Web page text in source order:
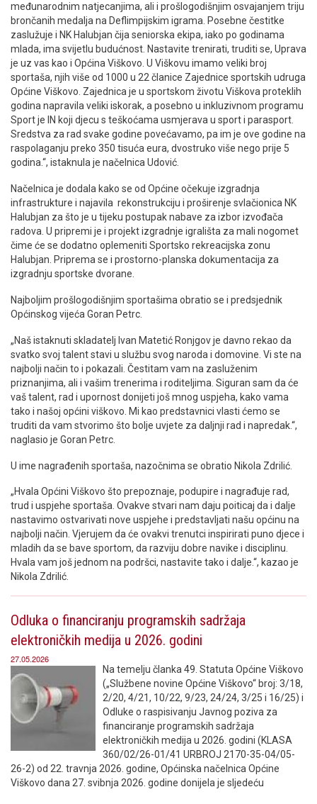
međunarodnim natjecanjima, ali i prošlogodišnjim osvajanjem triju
brončanih medalja na Deflimpijskim igrama. Posebne čestitke
zaslužuje i NK Halubjan čija seniorska ekipa, iako po godinama
mlada, ima svijetlu budućnost. Nastavite trenirati, truditi se, Uprava
je uz vas kao i Općina Viškovo. U Viškovu imamo veliki broj
sportaša, njih više od 1000 u 22 članice Zajednice sportskih udruga
Općine Viškovo. Zajednica je u sportskom životu Viškova proteklih
godina napravila veliki iskorak, a posebno u inkluzivnom programu
Sport je IN koji djecu s teškoćama usmjerava u sport i parasport.
Sredstva za rad svake godine povećavamo, pa im je ove godine na
raspolaganju preko 350 tisuća eura, dvostruko više nego prije 5
godina.“, istaknula je načelnica Udović.
Načelnica je dodala kako se od Općine očekuje izgradnja
infrastrukture i najavila rekonstrukciju i proširenje svlačionica NK
Halubjan za što je u tijeku postupak nabave za izbor izvođača
radova. U pripremi je i projekt izgradnje igrališta za mali nogomet
čime će se dodatno oplemeniti Sportsko rekreacijska zonu
Halubjan. Priprema se i prostorno-planska dokumentacija za
izgradnju sportske dvorane.
Najboljim prošlogodišnjim sportašima obratio se i predsjednik
Općinskog vijeća Goran Petrc.
„Naš istaknuti skladatelj Ivan Matetić Ronjgov je davno rekao da
svatko svoj talent stavi u službu svog naroda i domovine. Vi ste na
najbolji način to i pokazali. Čestitam vam na zasluženim
priznanjima, ali i vašim trenerima i roditeljima. Siguran sam da će
vaš talent, rad i upornost donijeti još mnog uspjeha, kako vama
tako i našoj općini viškovo. Mi kao predstavnici vlasti ćemo se
truditi da vam stvorimo što bolje uvjete za daljnji rad i napredak.“,
naglasio je Goran Petrc.
U ime nagrađenih sportaša, nazočnima se obratio Nikola Zdrilić.
„Hvala Općini Viškovo što prepoznaje, podupire i nagrađuje rad,
trud i uspjehe sportaša. Ovakve stvari nam daju poiticaj da i dalje
nastavimo ostvarivati nove uspjehe i predstavljati našu općinu na
najbolji način. Vjerujem da će ovakvi trenutci inspirirati puno djece i
mladih da se bave sportom, da razviju dobre navike i disciplinu.
Hvala vam još jednom na podršci, nastavite tako i dalje.“, kazao je
Nikola Zdrilić.
Odluka o financiranju programskih sadržaja
elektroničkih medija u 2026. godini
27.05.2026
Na temelju članka 49. Statuta Općine Viškovo
(„Službene novine Općine Viškovo“ broj: 3/18,
2/20, 4/21, 10/22, 9/23, 24/24, 3/25 i 16/25) i
Odluke o raspisivanju Javnog poziva za
financiranje programskih sadržaja
elektroničkih medija u 2026. godini (KLASA
360/02/26-01/41 URBROJ 2170-35-04/05-
26-2) od 22. travnja 2026. godine, Općinska načelnica Općine
Viškovo dana 27. svibnja 2026. godine donijela je sljedeću